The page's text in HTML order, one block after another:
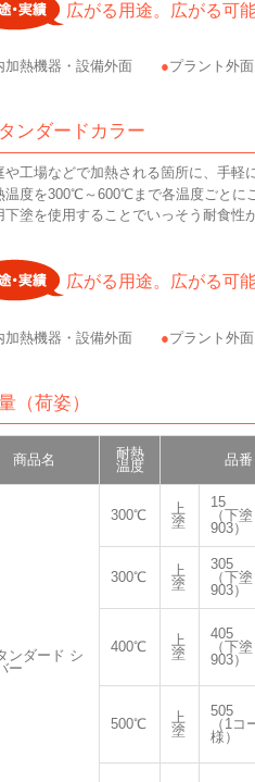
広がる用途。広がる可能
加熱機器・設備外面 プラント外面
ンダードカラー
や工場などで加熱される箇所に、手軽
温度を300℃～600℃まで各温度ごとに
下塗を使用することでいっそう耐食性
広がる用途。広がる可能
加熱機器・設備外面 プラント外面
（荷姿）
商品名
耐熱
温度
品番
ンダード シ
ー
300℃
上
塗
15
（下
903）
300℃
上
塗
305
（下
903）
400℃
上
塗
405
（下
903）
500℃
上
塗
505
（1コ
様）